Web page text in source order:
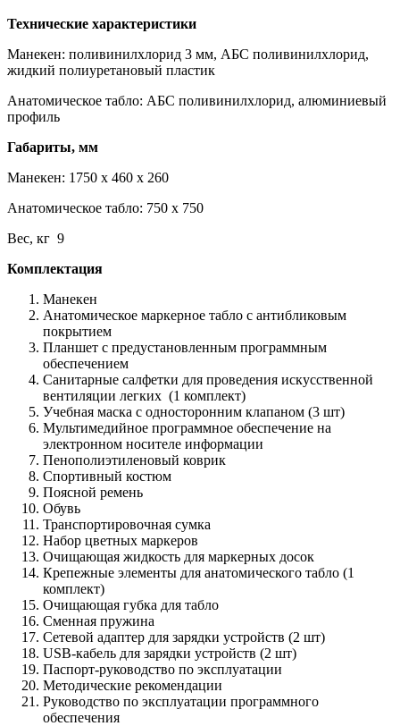
Технические характеристики
Манекен: поливинилхлорид 3 мм, АБС поливинилхлорид,
жидкий полиуретановый пластик
Анатомическое табло: АБС поливинилхлорид, алюминиевый
профиль
Габариты, мм
Манекен: 1750 х 460 х 260
Анатомическое табло: 750 х 750
Вес, кг 9
Комплектация
Манекен
Анатомическое маркерное табло с антибликовым
покрытием
Планшет с предустановленным программным
обеспечением
Санитарные салфетки для проведения искусственной
вентиляции легких (1 комплект)
Учебная маска с односторонним клапаном (3 шт)
Мультимедийное программное обеспечение на
электронном носителе информации
Пенополиэтиленовый коврик
Спортивный костюм
Поясной ремень
Обувь
Транспортировочная сумка
Набор цветных маркеров
Очищающая жидкость для маркерных досок
Крепежные элементы для анатомического табло (1
комплект)
Очищающая губка для табло
Сменная пружина
Сетевой адаптер для зарядки устройств (2 шт)
USB-кабель для зарядки устройств (2 шт)
Паспорт-руководство по эксплуатации
Методические рекомендации
Руководство по эксплуатации программного
обеспечения